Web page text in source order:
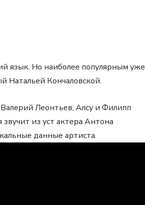
язык. Но наиболее популярным уже
Натальей Кончаловской.
Леонтьев, Алсу и Филипп
из уст актера Антона
данные артиста.